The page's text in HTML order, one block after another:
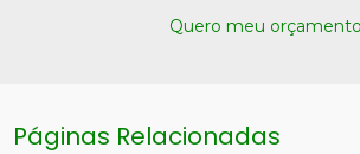
Quero meu orçamento
Páginas Relacionadas